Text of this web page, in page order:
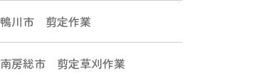
鴨川市 剪定作業
南房総市 剪定草刈作業